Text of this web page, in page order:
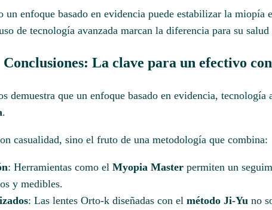
un enfoque basado en evidencia puede estabilizar la
de tecnología avanzada marcan la diferencia para su
Conclusiones: La clave para unefectivo
demuestra que un enfoque basado en evidencia,
.
casualidad, sino el fruto de una metodología que combina:
: Herramientas como el Myopia Masterpermiten un
y medibles.
: Las lentes Orto-k diseñadas con el método Ji-Yuno